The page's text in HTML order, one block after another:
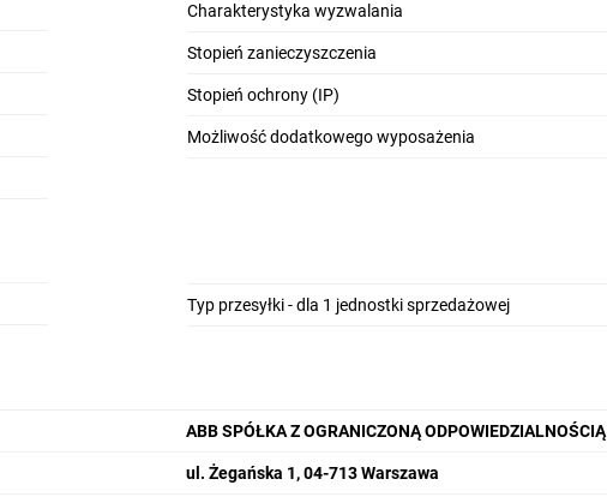
Charakterystyka wyzwalania
Stopień zanieczyszczenia
Stopień ochrony (IP)
Możliwość dodatkowego wyposażenia
Typ przesyłki - dla 1 jednostki sprzedażowej
ABB SPÓŁKA Z OGRANICZONĄ ODPOWIEDZIALNOŚCIĄ
ul. Żegańska 1, 04-713 Warszawa